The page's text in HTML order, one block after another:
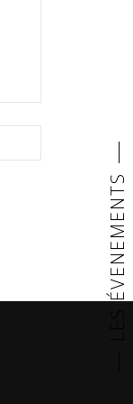
LES ÉVENEMENTS